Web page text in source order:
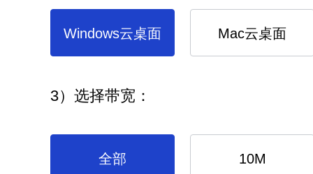
Windows云桌面 Mac云桌面
3）选择带宽：
全部 10M